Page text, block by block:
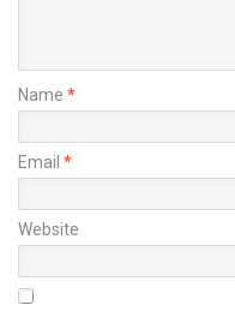
Name *
Email *
Website